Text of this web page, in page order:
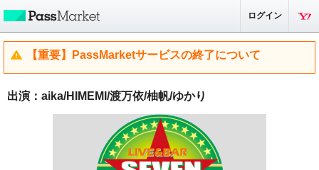
ログイン
【重要】PassMarketサービスの終了について
出演：aika/HIMEMI/渡万依/柚帆/ゆかり